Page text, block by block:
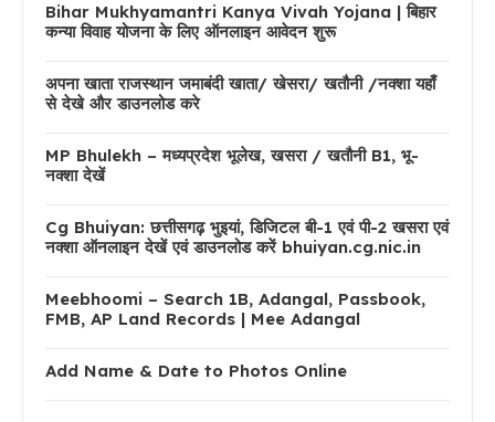
Bihar Mukhyamantri Kanya Vivah Yojana | बिहार
कन्या विवाह योजना के लिए ऑनलाइन आवेदन शुरू
अपना खाता राजस्थान जमाबंदी खाता/ खेसरा/ खतौनी /नक्शा यहाँ
से देखे और डाउनलोड करे
MP Bhulekh – मध्यप्रदेश भूलेख, खसरा / खतौनी B1, भू-
नक्शा देखें
Cg Bhuiyan: छत्तीसगढ़ भुइयां, डिजिटल बी-1 एवं पी-2 खसरा एवं
नक्शा ऑनलाइन देखें एवं डाउनलोड करें bhuiyan.cg.nic.in
Meebhoomi – Search 1B, Adangal, Passbook,
FMB, AP Land Records | Mee Adangal
Add Name & Date to Photos Online